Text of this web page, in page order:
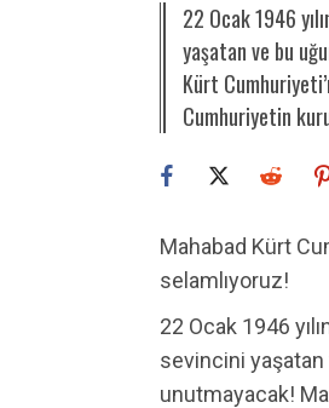
22 Ocak 1946
yaşatan ve bu
Kürt
Cumhuriyetin
Mahabad Kürt
selamlıyoruz!
22 Ocak 1946
sevincini yaşatan
unutmayacak!